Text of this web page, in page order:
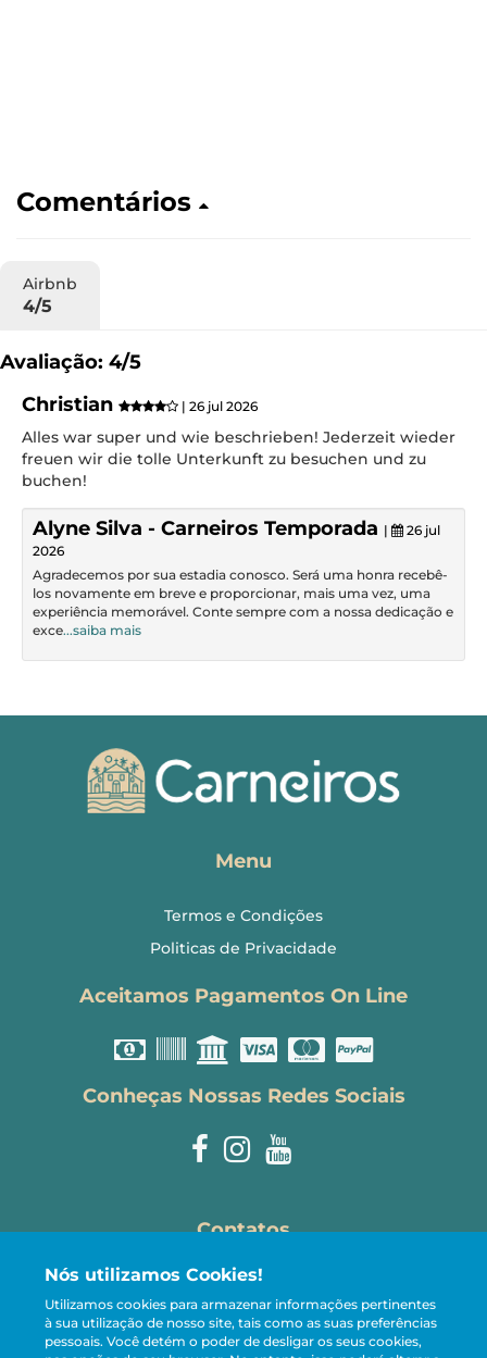
Comentários
Airbnb
4/5
Avaliação: 4/5
Christian
| 26 jul 2026
Alles war super und wie beschrieben! Jederzeit wieder
freuen wir die tolle Unterkunft zu besuchen und zu
buchen!
Alyne Silva - Carneiros Temporada |
26 jul
2026
Agradecemos por sua estadia conosco. Será uma honra recebê-
los novamente em breve e proporcionar, mais uma vez, uma
experiência memorável. Conte sempre com a nossa dedicação e
exce...saiba mais
Menu
Termos e Condições
Politicas de Privacidade
Aceitamos Pagamentos On Line
Conheças Nossas Redes Sociais
Contatos
reservas@carneirostemporada.com
+55 81 98107-5005
CRECI 13.221-J
Nós utilizamos Cookies!
Utilizamos cookies para armazenar informações pertinentes
à sua utilização de nosso site, tais como as suas preferências
pessoais. Você detém o poder de desligar os seus cookies,